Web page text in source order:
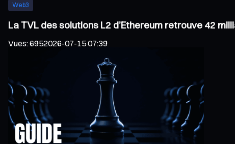
Web3
La TVL des solutions L2 d’Ethereum retrouve 42
Vues:6952026-07-15 07:39